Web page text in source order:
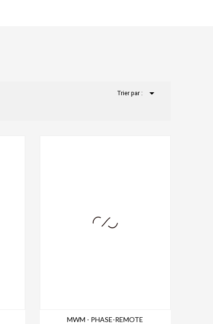
Trier par : 
MWM - PHASE-REMOTE